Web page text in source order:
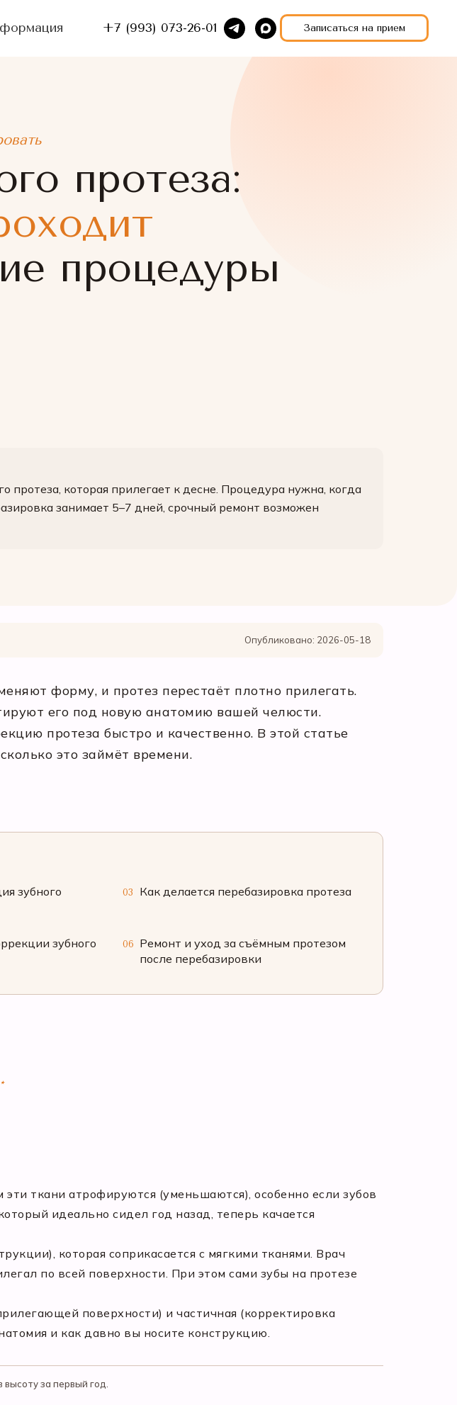
+7 (993) 073-26-01 Записаться на прием
протеза:
процедуры
протеза, которая прилегает к десне. Процедура нужна, когда
занимает 5–7 дней, срочный ремонт возможен
Опубликовано: 2026-05-18
форму, и протез перестаёт плотно прилегать.
его под новую анатомию вашей челюсти.
протеза быстро и качественно. В этой статье
это займёт времени.
зубного
03 Как делается перебазировка протеза
зубного
06
Ремонт и уход за съёмным протезом
после перебазировки
ткани атрофируются (уменьшаются), особенно если зубов
идеально сидел год назад, теперь качается
которая соприкасается с мягкими тканями. Врач
по всей поверхности. При этом сами зубы на протезе
поверхности) и частичная (корректировка
и как давно вы носите конструкцию.
за первый год.